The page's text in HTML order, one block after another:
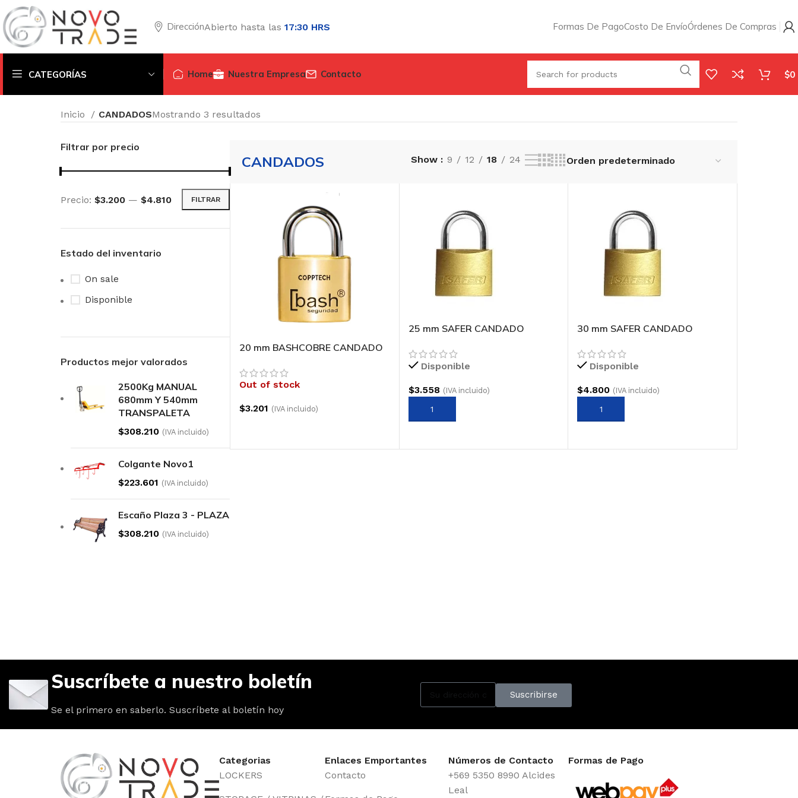
DirecciónAbierto hasta las 17:30 HRS Formas De PagoCosto De EnvíoÓrdenes De Compras
CATEGORÍAS Home Nuestra Empresa Contacto $0
Inicio CANDADOSMostrando 3 resultados
Filtrar por precio
FILTRAR
Precio: $3.200 — $4.810
Estado del inventario
On sale
Disponible
Productos mejor valorados
2500Kg MANUAL
680mm Y 540mm
TRANSPALETA
$308.210 (IVA incluido)
Colgante Novo1
$223.601 (IVA incluido)
Escaño Plaza 3 - PLAZA
$308.210 (IVA incluido)
CANDADOS Show 9 12 18 24
20 mm BASHCOBRE CANDADO
Out of stock
$3.201 (IVA incluido)
25 mm SAFER CANDADO
Disponible
$3.558 (IVA incluido)
AGREGAR AL CARRITO
30 mm SAFER CANDADO
Disponible
$4.800 (IVA incluido)
AGREGAR AL CARRITO
Suscríbete a nuestro boletín
Se el primero en saberlo. Suscríbete al boletín hoy
Suscribirse
Categorias
LOCKERS
Enlaces Emportantes
Contacto
Números de Contacto
+569 5350 8990 Alcides
Leal
Formas de Pago